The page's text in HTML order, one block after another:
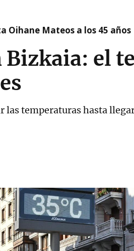
Oihane Mateos a los 45 años
Bizkaia: el
las temperaturas hasta